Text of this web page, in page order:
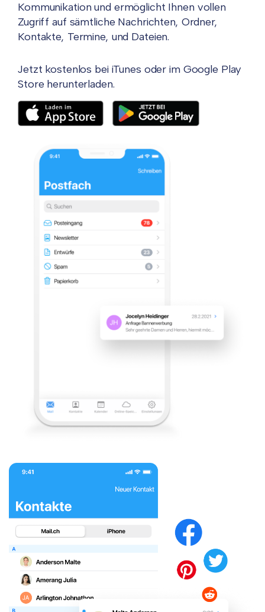
Kommunikation und ermöglicht Ihnen vollen
Zugriff auf sämtliche Nachrichten, Ordner,
Kontakte, Termine, und Dateien.
Jetzt kostenlos bei iTunes oder im Google Play
Store herunterladen.